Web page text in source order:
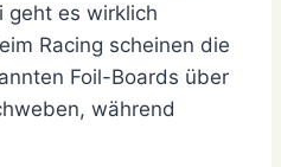
geht es wirklich
Racing scheinen die
Foil-Boards über
während